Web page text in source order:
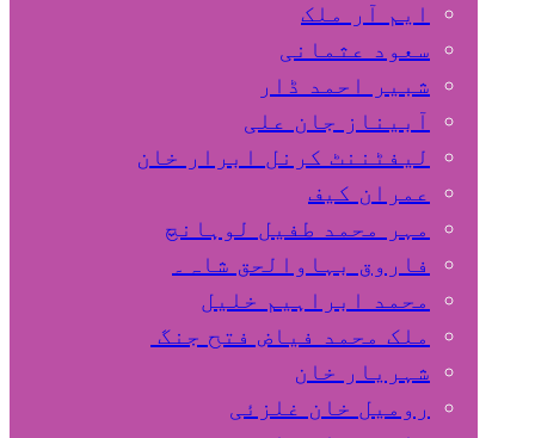
ایم آر ملک
سعود عثمانی
شبیر احمد ڈار
آبیناز جان علی
لیفٹننٹ کرنل ابرار خان
عمران کیف
مہر محمد طفیل لوہانچ
فاروق بہاوالحق شاہ۔
محمد ابراہیم خلیل
ملک محمد فیاض فتح جنگ
شہریار خان
رومیل خان غلزئی